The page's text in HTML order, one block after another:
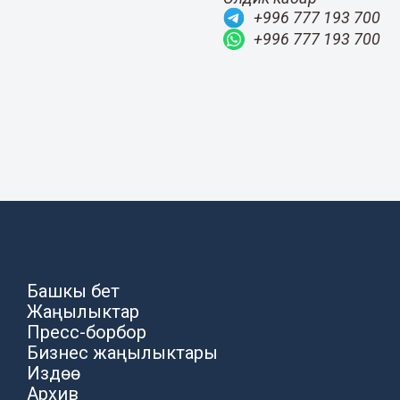
+996 777 193 700
+996 777 193 700
Башкы бет
Жаңылыктар
Пресс-борбор
Бизнес жаңылыктары
Издөө
Архив